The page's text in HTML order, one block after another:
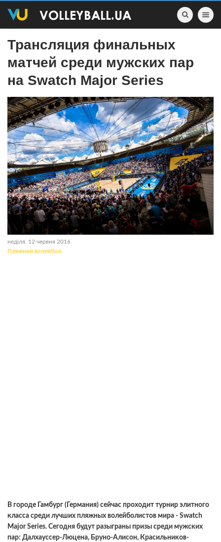
Toggle
Трансляция финальных
матчей среди мужских пар
на Swatch Major Series
неділя, 12 червня 2016
Пляжний волейбол
В городе Гамбург (Германия) сейчас проходит турнир элитного
класса среди лучших пляжных волейболистов мира - Swatch
Major Series. Сегодня будут разыграны призы среди мужских
пар: Далхауссер-Люцена, Бруно-Алисон, Красильников-